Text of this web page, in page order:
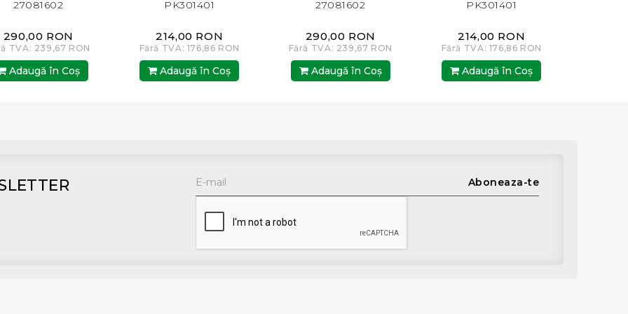
27081602
290,00 RON
TVA: 239,67 RON
Adaugă în Coş
PK301401
214,00 RON
Fără TVA: 176,86 RON
Adaugă în Coş
27081602
290,00 RON
Fără TVA: 239,67 RON
Adaugă în Coş
PK301401
214,00 RON
Fără TVA: 176,86 RON
Adaugă în Coş
Aboneaza-te